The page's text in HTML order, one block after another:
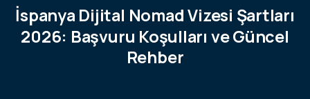
İspanya Dijital NomadVizesi Şartları
2026: Başvuru Koşulları veGüncel
Rehber